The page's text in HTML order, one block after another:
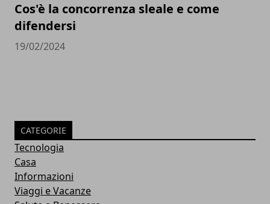
Cos'è la concorrenza sleale e come
difendersi
19/02/2024
CATEGORIE
Tecnologia
Casa
Informazioni
Viaggi e Vacanze